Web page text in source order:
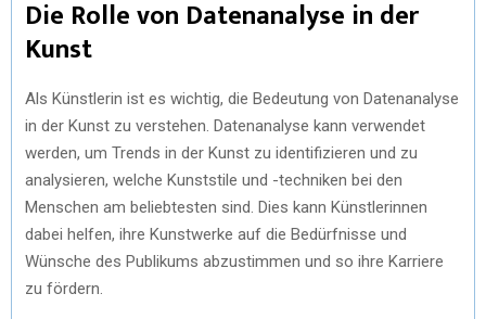
Die Rolle von Datenanalyse in der
Kunst
Als Künstlerin ist es wichtig, die Bedeutung von Datenanalyse
in der Kunst zu verstehen. Datenanalyse kann verwendet
werden, um Trends in der Kunst zu identifizieren und zu
analysieren, welche Kunststile und -techniken bei den
Menschen am beliebtesten sind. Dies kann Künstlerinnen
dabei helfen, ihre Kunstwerke auf die Bedürfnisse und
Wünsche des Publikums abzustimmen und so ihre Karriere
zu fördern.